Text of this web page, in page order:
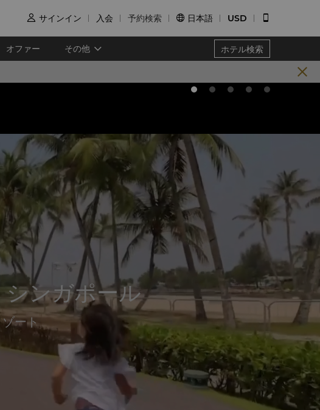
 サインイン 入会 予約検索  日本語 USD
オファー その他 ホテル検索

ンガポール
ート